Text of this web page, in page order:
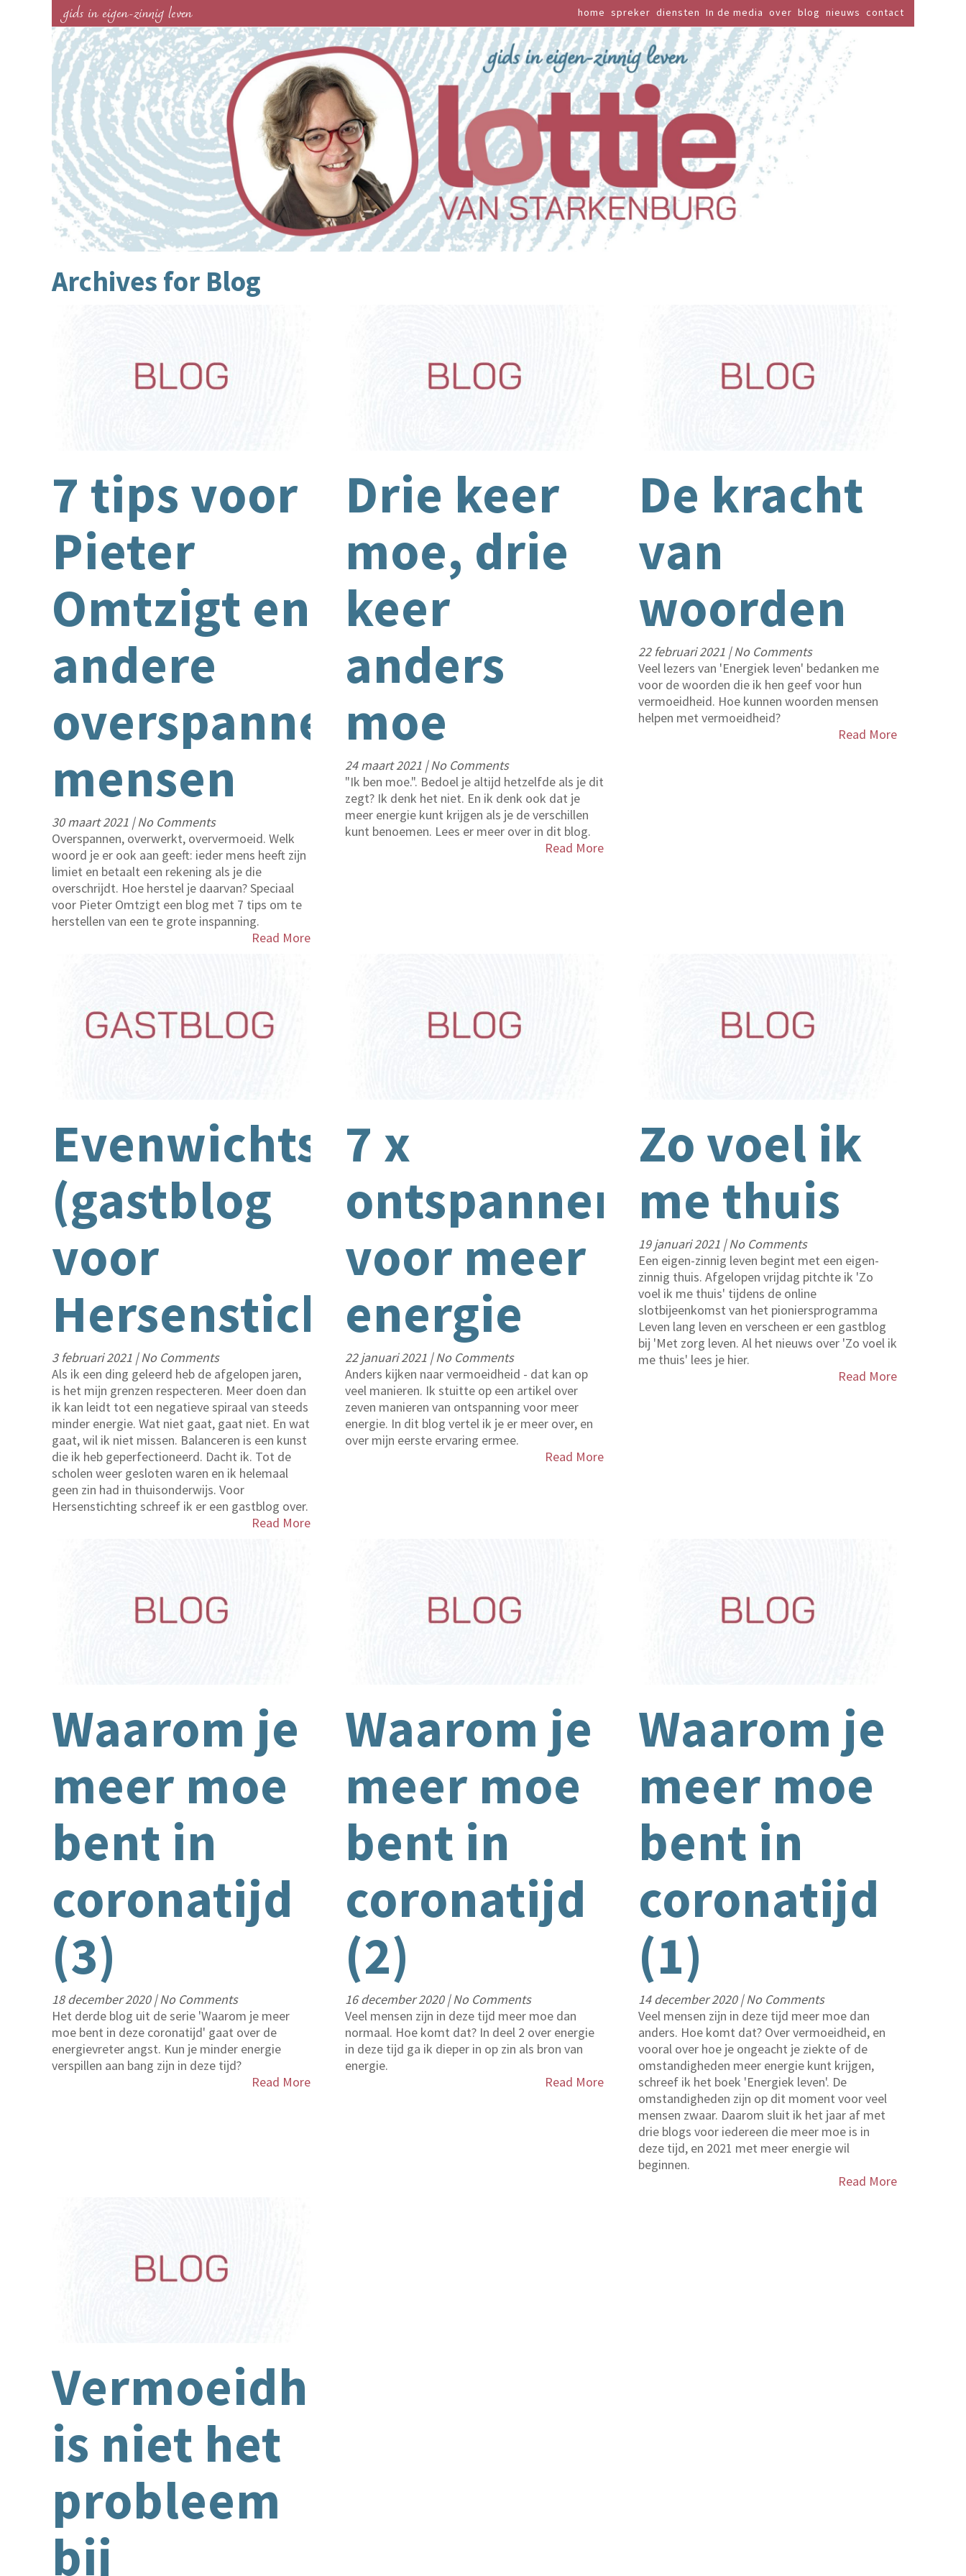
gids in eigen-zinnig leven home spreker diensten In de media over blog nieuws contact
Archives for Blog
7 tips voor
Pieter
Omtzigt en
andere
overspannen
mensen
30 maart 2021 |No Comments
Overspannen, overwerkt, oververmoeid. Welk
woord je er ook aan geeft: ieder mens heeft zijn
limiet en betaalt een rekening als je die
overschrijdt. Hoe herstel je daarvan? Speciaal
voor Pieter Omtzigt een blog met 7 tips om te
herstellen van een te grote inspanning.
Read More
Drie keer
moe, drie
keer
anders
moe
24 maart 2021 |No Comments
"Ik ben moe.". Bedoel je altijd hetzelfde als je dit
zegt? Ik denk het niet. En ik denk ook dat je
meer energie kunt krijgen als je de verschillen
kunt benoemen. Lees er meer over in dit blog.
Read More
De kracht
van
woorden
22 februari 2021 |No Comments
Veel lezers van 'Energiek leven' bedanken me
voor de woorden die ik hen geef voor hun
vermoeidheid. Hoe kunnen woorden mensen
helpen met vermoeidheid?
Read More
Evenwichtskunstenaar
(gastblog
voor
Hersenstichting)
3 februari 2021 |No Comments
Als ik een ding geleerd heb de afgelopen jaren,
is het mijn grenzen respecteren. Meer doen dan
ik kan leidt tot een negatieve spiraal van steeds
minder energie. Wat niet gaat, gaat niet. En wat
gaat, wil ik niet missen. Balanceren is een kunst
die ik heb geperfectioneerd. Dacht ik. Tot de
scholen weer gesloten waren en ik helemaal
geen zin had in thuisonderwijs. Voor
Hersenstichting schreef ik er een gastblog over.
Read More
7 x
ontspannen
voor meer
energie
22 januari 2021 |No Comments
Anders kijken naar vermoeidheid - dat kan op
veel manieren. Ik stuitte op een artikel over
zeven manieren van ontspanning voor meer
energie. In dit blog vertel ik je er meer over, en
over mijn eerste ervaring ermee.
Read More
Zo voel ik
me thuis
19 januari 2021 |No Comments
Een eigen-zinnig leven begint met een eigen-
zinnig thuis. Afgelopen vrijdag pitchte ik 'Zo
voel ik me thuis' tijdens de online
slotbijeenkomst van het pioniersprogramma
Leven lang leven en verscheen er een gastblog
bij 'Met zorg leven. Al het nieuws over 'Zo voel ik
me thuis' lees je hier.
Read More
Waarom je
meer moe
bent in
coronatijd
(3)
18 december 2020|No Comments
Het derde blog uit de serie 'Waarom je meer
moe bent in deze coronatijd' gaat over de
energievreter angst. Kun je minder energie
verspillen aan bang zijn in deze tijd?
Read More
Waarom je
meer moe
bent in
coronatijd
(2)
16 december 2020|No Comments
Veel mensen zijn in deze tijd meer moe dan
normaal. Hoe komt dat? In deel 2 over energie
in deze tijd ga ik dieper in op zin als bron van
energie.
Read More
Waarom je
meer moe
bent in
coronatijd
(1)
14 december 2020|No Comments
Veel mensen zijn in deze tijd meer moe dan
anders. Hoe komt dat? Over vermoeidheid, en
vooral over hoe je ongeacht je ziekte of de
omstandigheden meer energie kunt krijgen,
schreef ik het boek 'Energiek leven'. De
omstandigheden zijn op dit moment voor veel
mensen zwaar. Daarom sluit ik het jaar af met
drie blogs voor iedereen die meer moe is in
deze tijd, en 2021 met meer energie wil
beginnen.
Read More
Vermoeidheid
is niet het
probleem
bij